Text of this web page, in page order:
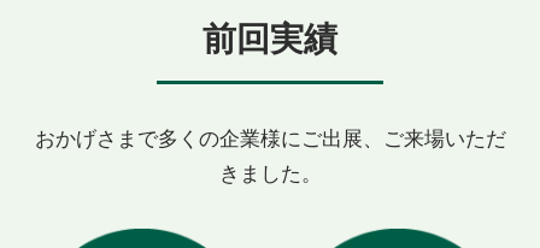
前回実績
おかげさまで多くの企業様にご出展、ご来場いただ
きました。